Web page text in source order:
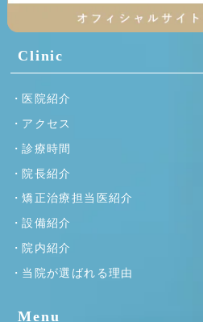
Clinic
医院紹介
アクセス
診療時間
院長紹介
矯正治療担当医紹介
設備紹介
院内紹介
当院が選ばれる理由
Menu